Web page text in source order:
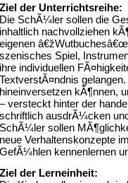
Ziel der Unterrichtsreihe:
Die SchÃ¼ler sollen die
inhaltlich nachvollziehen
eigenen
szenisches Spiel,
ihre individuellen
TextverstÃ¤ndnis
hineinversetzen kÃ¶nnen,
– versteckt hinter der
schriftlich ausdrÃ¼cken
SchÃ¼ler sollen
neue Verhaltenskonzepte
GefÃ¼hlen kennenlernen
Ziel der Lerneinheit: